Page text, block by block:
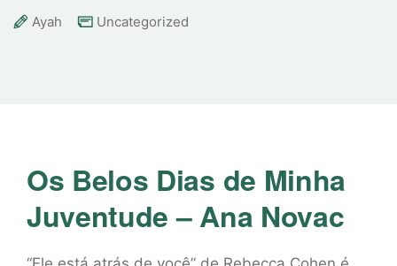
Ayah Uncategorized
Os Belos Dias de Minha
Juventude – Ana Novac